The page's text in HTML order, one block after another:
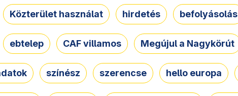
Közterület használat hirdetés befolyásolás
ebtelep CAF villamos Megújul a Nagykörút
színész szerencse hello europa